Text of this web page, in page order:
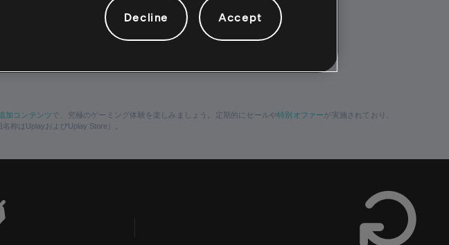
加コンテンツ で、究極のゲーミング体験を楽しみましょう。定期的にセールや特別オファーが実施されており、
称はUplayおよびUplay Store）。
Decline Accept